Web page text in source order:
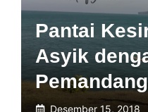
Pantai
Asyik
Desember 15, 2018